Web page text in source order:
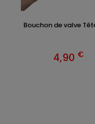
Bouchon de valve
4,90 €